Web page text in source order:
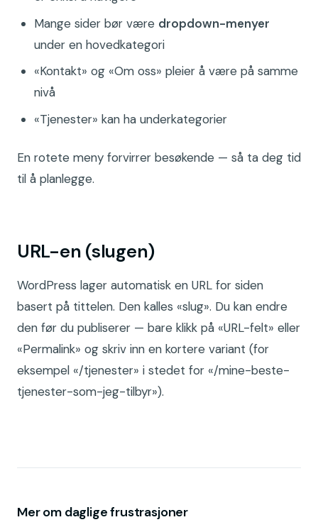
Mange sider bør være dropdown-menyer
under en hovedkategori
«Kontakt» og «Om oss» pleier å være på samme
nivå
«Tjenester» kan ha underkategorier
En rotete meny forvirrer besøkende — så ta deg tid
til å planlegge.
URL-en (slugen)
WordPress lager automatisk en URL for siden
basert på tittelen. Den kalles «slug». Du kan endre
den før du publiserer — bare klikk på «URL-felt» eller
«Permalink» og skriv inn en kortere variant (for
eksempel «/tjenester» i stedet for «/mine-beste-
tjenester-som-jeg-tilbyr»).
Mer om daglige frustrasjoner